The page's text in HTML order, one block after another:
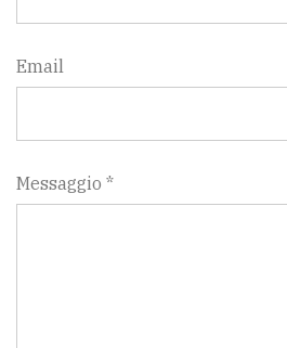
Email
Messaggio *